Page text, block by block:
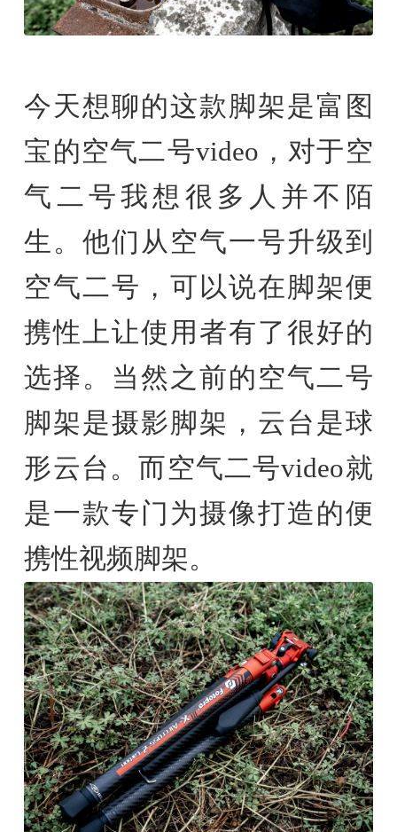
今天想聊的这款脚架是富图
宝的空气二号video，对于空
气二号我想很多人并不陌
生。他们从空气一号升级到
空气二号，可以说在脚架便
携性上让使用者有了很好的
选择。当然之前的空气二号
脚架是摄影脚架，云台是球
形云台。而空气二号video就
是一款专门为摄像打造的便
携性视频脚架。